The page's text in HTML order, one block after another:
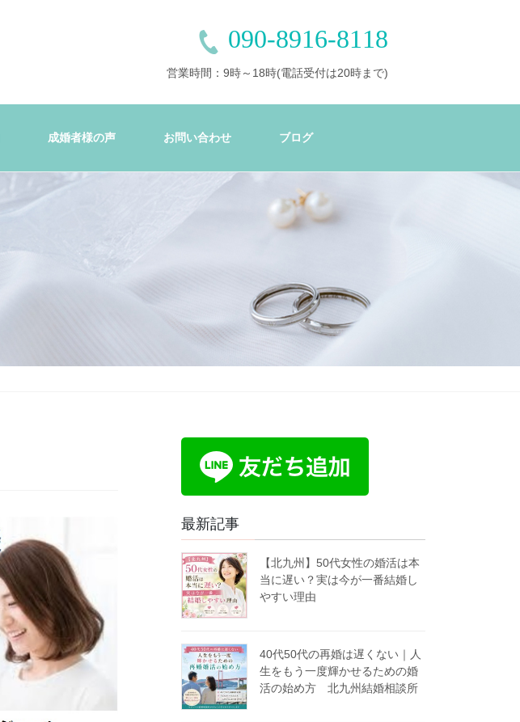
090-8916-8118
営業時間：9時～18時(電話受付は20時まで)
成婚者様の声 お問い合わせ ブログ
最新記事
【北九州】50代女性の婚活は本
当に遅い？実は今が一番結婚し
やすい理由
40代50代の再婚は遅くない｜人
生をもう一度輝かせるための婚
活の始め方 北九州結婚相談所